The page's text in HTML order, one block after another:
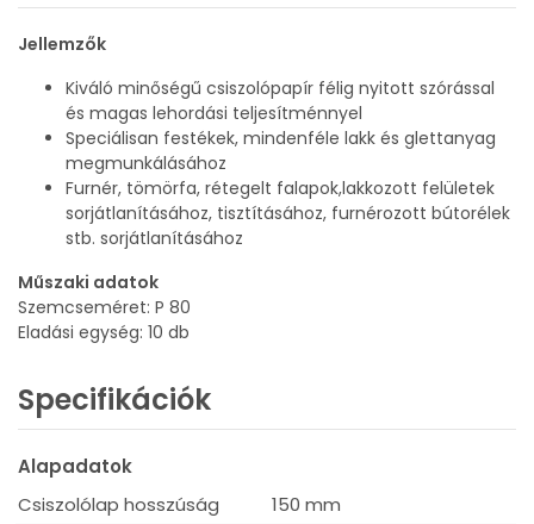
Jellemzők
Kiváló minőségű csiszolópapír félig nyitott szórással
és magas lehordási teljesítménnyel
Speciálisan festékek, mindenféle lakk és glettanyag
megmunkálásához
Furnér, tömörfa, rétegelt falapok,lakkozott felületek
sorjátlanításához, tisztításához, furnérozott bútorélek
stb. sorjátlanításához
Műszaki adatok
Szemcseméret: P 80
Eladási egység: 10 db
Specifikációk
Alapadatok
Csiszolólap hosszúság
150 mm